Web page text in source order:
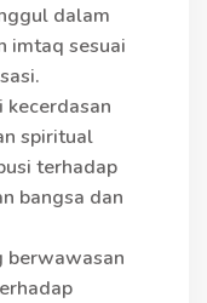
dalam
imtaq sesuai
kecerdasan
spiritual
terhadap
bangsa dan
berwawasan